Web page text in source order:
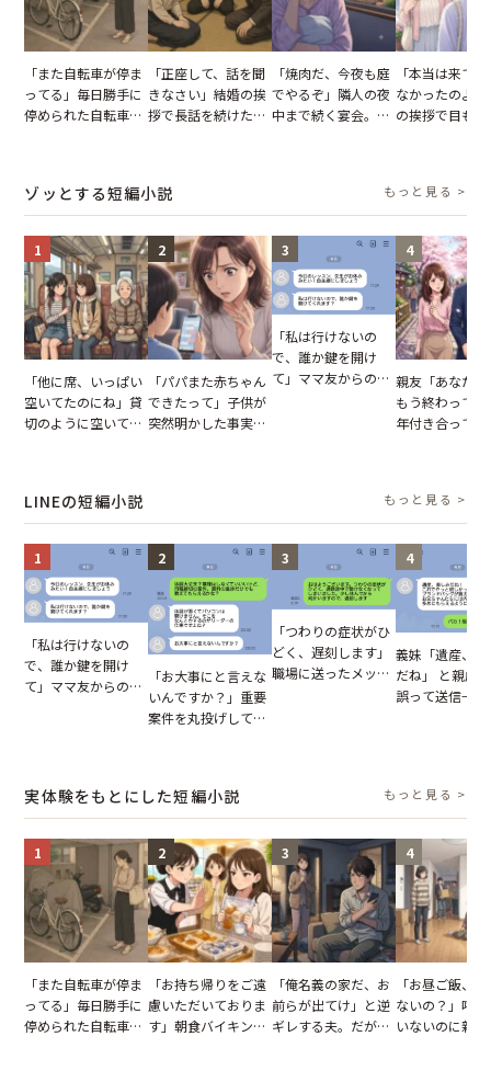
「また自転車が停ま
ってる」毎日勝手に
停められた自転車。
「正座して、話を聞
きなさい」結婚の挨
拶で長話を続けた義
「焼肉だ、今夜も庭
でやるぞ」隣人の夜
中まで続く宴会。我
「本当は来て
なかったのよ
の挨拶で目も
ゾッとする短編小説 もっと見る >
1
「他に席、いっぱい
空いてたのにね」貸
切のように空いてる
2
「パパまた赤ちゃん
できたって」子供が
突然明かした事実。
3
「私は行けないの
で、誰か鍵を開け
て」ママ友からの
4
親友「あなた
もう終わって
年付き合って
LINEの短編小説 もっと見る >
1
「私は行けないの
で、誰か鍵を開け
て」ママ友からの
2
「お大事にと言えな
いんですか？」重要
案件を丸投げして休
3
「つわりの症状がひ
どく、遅刻します」
職場に送ったメッセ
4
義妹「遺産、
だね」 と親戚
誤って送信→夫
実体験をもとにした短編小説 もっと見る >
1
「また自転車が停ま
ってる」毎日勝手に
停められた自転車。
2
「お持ち帰りをご遠
慮いただいておりま
す」朝食バイキング
3
「俺名義の家だ、お
前らが出てけ」と逆
ギレする夫。だが、
4
「お昼ご飯、
ないの？」呼
いないのに新